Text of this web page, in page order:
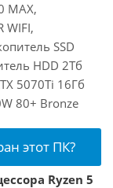
MAX,
WIFI,
SSD
HDD 2Тб
5070Ti 16Гб
80+ Bronze
этот ПК?
Ryzen 5